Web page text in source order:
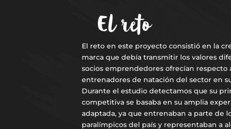
El reto en este proyecto consistió en la
marca que debía transmitir los valores
socios emprendedores ofrecían respecto
entrenadores de natación del sector en
Durante el estudio detectamos que su
competitiva se basaba en su amplia
adaptada, ya que entrenaban a parte de
paralímpicos del país y representaban a